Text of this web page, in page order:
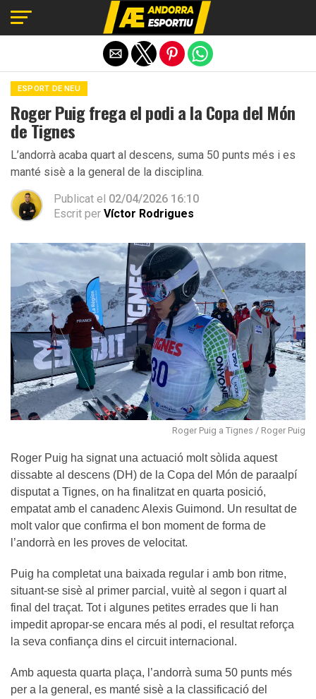
ESPORT DE NEU
Roger Puig frega el podi a la Copa del Món
de Tignes
L’andorrà acaba quart al descens, suma 50 punts més i es
manté sisè a la general de la disciplina.
Publicat el 02/04/2026 16:10
Escrit per Víctor Rodrigues
Roger Puig a Tignes / Roger Puig
Roger Puig ha signat una actuació molt sòlida aquest
dissabte al descens (DH) de la Copa del Món de paraalpí
disputat a Tignes, on ha finalitzat en quarta posició,
empatat amb el canadenc Alexis Guimond. Un resultat de
molt valor que confirma el bon moment de forma de
l’andorrà en les proves de velocitat.
Puig ha completat una baixada regular i amb bon ritme,
situant-se sisè al primer parcial, vuitè al segon i quart al
final del traçat. Tot i algunes petites errades que li han
impedit apropar-se encara més al podi, el resultat reforça
la seva confiança dins el circuit internacional.
Amb aquesta quarta plaça, l’andorrà suma 50 punts més
per a la general, es manté sisè a la classificació del
Exit mobile version